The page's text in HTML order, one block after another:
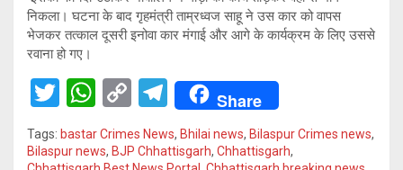
निकला। घटना के बाद गृहमंत्री ताम्रध्वज साहू ने उस कार को वापस
भेजकर तत्काल दूसरी इनोवा कार मंगाई और आगे के कार्यक्रम के लिए उससे
रवाना हो गए।
T
wi
tt
W
h
at
C
o
py
T
el
e
Share
Tags: bastar Crimes News, Bhilai news, Bilaspur Crimes news,
Bilaspur news, BJP Chhattisgarh, Chhattisgarh,